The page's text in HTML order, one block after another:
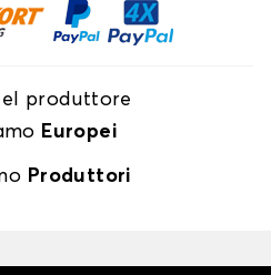
produttore
Europei
Produttori